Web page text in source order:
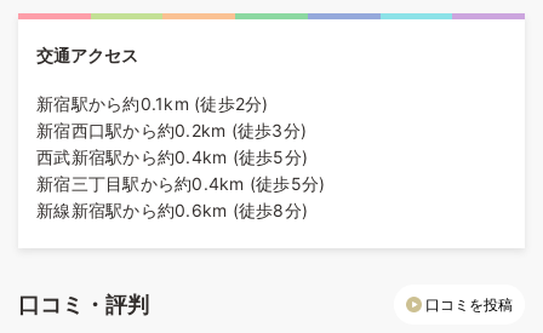
交通アクセス
新宿駅から約0.1km (徒歩2分)
新宿西口駅から約0.2km (徒歩3分)
西武新宿駅から約0.4km (徒歩5分)
新宿三丁目駅から約0.4km (徒歩5分)
新線新宿駅から約0.6km (徒歩8分)
口コミ・評判 口コミを投稿